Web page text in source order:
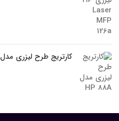
کارتریج طرح لیزری مدل HP 88A